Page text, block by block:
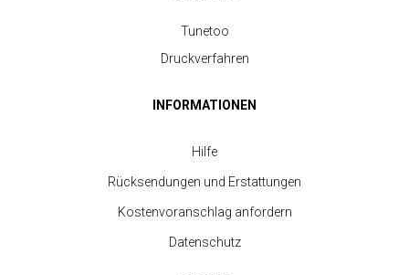
Tunetoo
Druckverfahren
INFORMATIONEN
Hilfe
Rücksendungen und Erstattungen
Kostenvoranschlag anfordern
Datenschutz